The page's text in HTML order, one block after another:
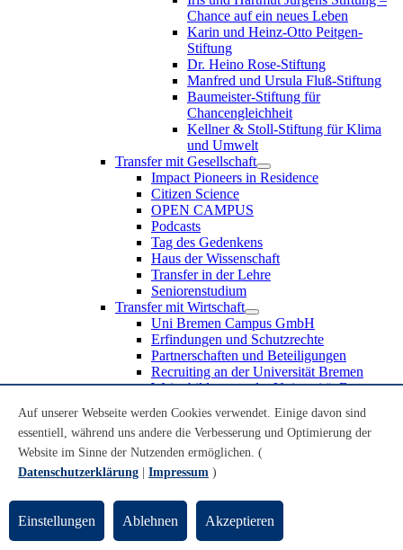
Chance auf ein neues Leben
Karin und Heinz-Otto Peitgen-
Stiftung
Dr. Heino Rose-Stiftung
Manfred und Ursula Fluß-Stiftung
Baumeister-Stiftung für
Chancengleichheit
Kellner & Stoll-Stiftung für Klima
und Umwelt
Transfer mit Gesellschaft
Impact Pioneers in Residence
Citizen Science
OPEN CAMPUS
Podcasts
Tag des Gedenkens
Haus der Wissenschaft
Transfer in der Lehre
Seniorenstudium
Transfer mit Wirtschaft
Uni Bremen Campus GmbH
Erfindungen und Schutzrechte
Partnerschaften und Beteiligungen
Recruiting an der Universität Bremen
Weiterbildung an der Universität Bremen
Schülerinnen und Schüler
MINT-Schnupperstudium
Schulklassen
Lehrkräfte
UniTransfer - Servicestelle für Transferaktivitäten
Transfermagazin der Universität Bremen
Auf unserer Webseite werden Cookies verwendet. Einige davon sind
essentiell, während uns andere die Verbesserung und Optimierung der
Website im Sinne der Nutzenden ermöglichen. (
Datenschutzerklärung
Impressum )
Einstellungen Ablehnen Akzeptieren